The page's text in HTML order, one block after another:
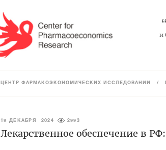
“
и
ЦЕНТР ФАРМАКОЭКОНОМИЧЕСКИХ ИССЛЕДОВАНИЙ /
19 ДЕКАБРЯ 2024 2993
Лекарственное обеспечение в